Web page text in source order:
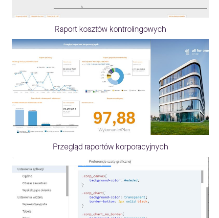
Raport kosztów kontrolingowych
Przegląd raportów korporacyjnych